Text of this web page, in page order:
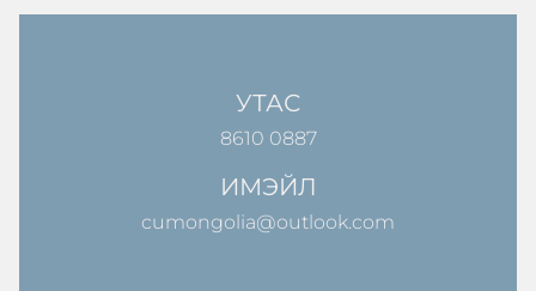
УТАС
8610 0887
ИМЭЙЛ
cumongolia@outlook.com